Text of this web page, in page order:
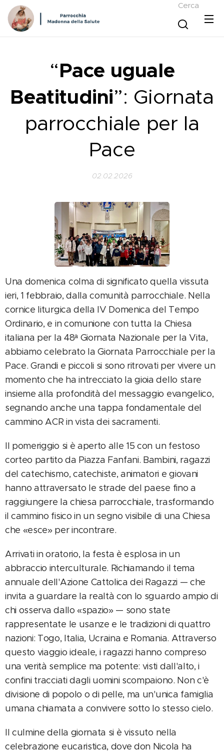
Cerca
“Pace uguale
Beatitudini”: Giornata
parrocchiale per la
Pace
02.02.2026
Una domenica colma di significato quella vissuta
ieri, 1 febbraio, dalla comunità parrocchiale. Nella
cornice liturgica della IV Domenica del Tempo
Ordinario, e in comunione con tutta la Chiesa
italiana per la 48ª Giornata Nazionale per la Vita,
abbiamo celebrato la Giornata Parrocchiale per la
Pace. Grandi e piccoli si sono ritrovati per vivere un
momento che ha intrecciato la gioia dello stare
insieme alla profondità del messaggio evangelico,
segnando anche una tappa fondamentale del
cammino ACR in vista dei sacramenti.
Il pomeriggio si è aperto alle 15 con un festoso
corteo partito da Piazza Fanfani. Bambini, ragazzi
del catechismo, catechiste, animatori e giovani
hanno attraversato le strade del paese fino a
raggiungere la chiesa parrocchiale, trasformando
il cammino fisico in un segno visibile di una Chiesa
che «esce» per incontrare.
Arrivati in oratorio, la festa è esplosa in un
abbraccio interculturale. Richiamando il tema
annuale dell'Azione Cattolica dei Ragazzi — che
invita a guardare la realtà con lo sguardo ampio di
chi osserva dallo «spazio» — sono state
rappresentate le usanze e le tradizioni di quattro
nazioni: Togo, Italia, Ucraina e Romania. Attraverso
questo viaggio ideale, i ragazzi hanno compreso
una verità semplice ma potente: visti dall'alto, i
confini tracciati dagli uomini scompaiono. Non c'è
divisione di popolo o di pelle, ma un'unica famiglia
umana chiamata a convivere sotto lo stesso cielo.
Il culmine della giornata si è vissuto nella
celebrazione eucaristica, dove don Nicola ha